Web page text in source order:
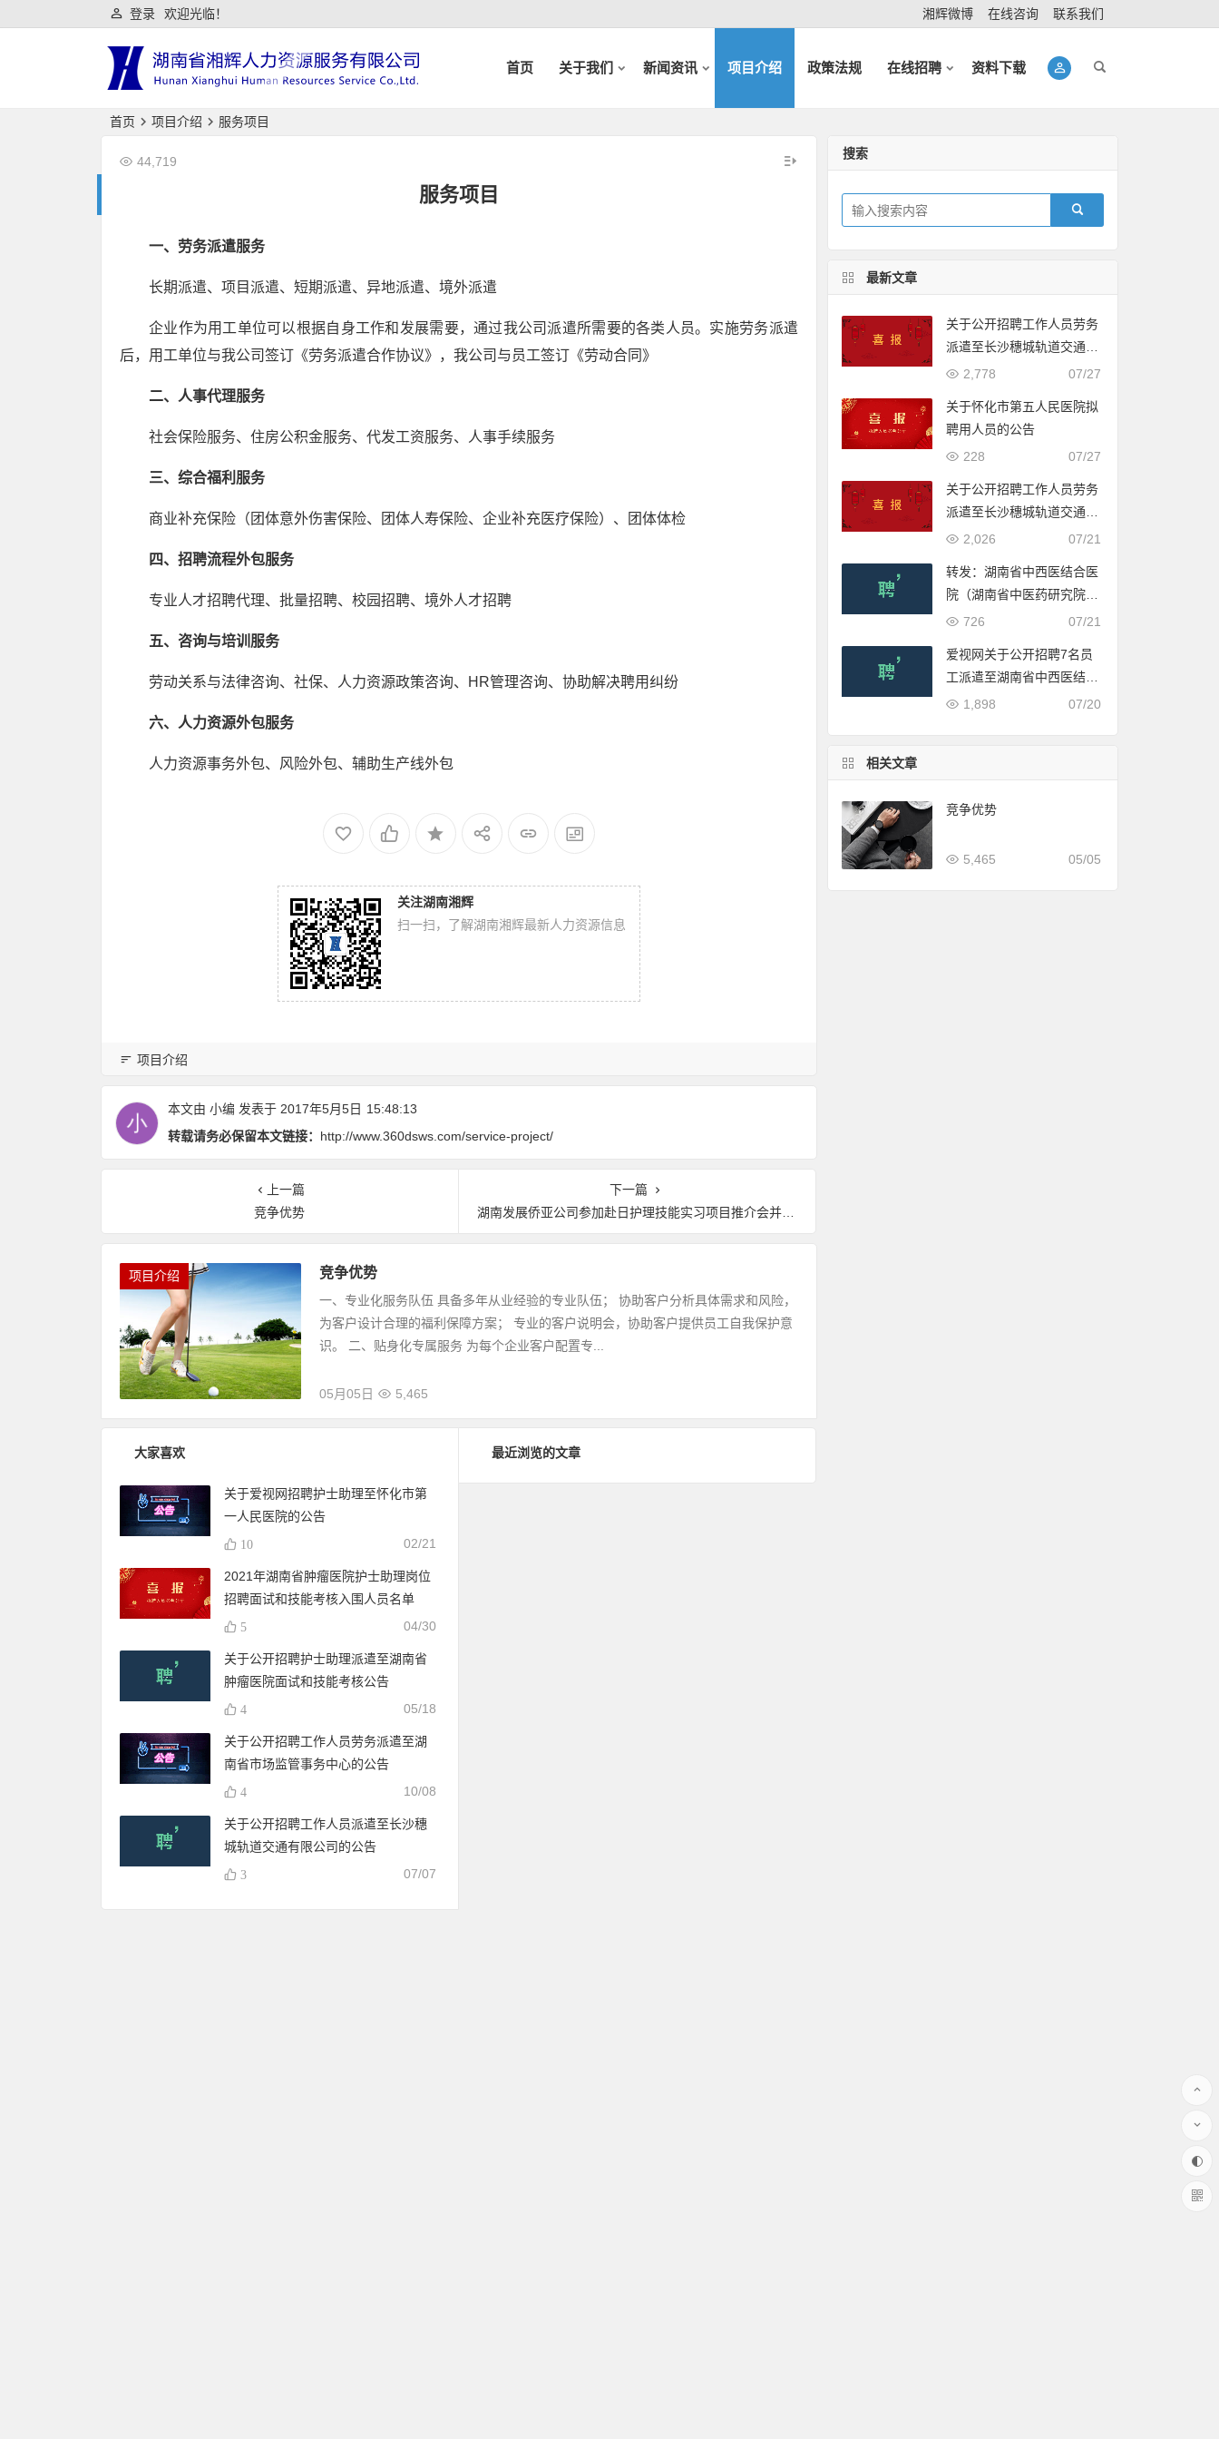
欢迎光临！
登录 湘辉微博 在线咨询 联系我们
首页 关于我们 新闻资讯 项目介绍 政策法规 在线招聘 资料下载
首页 项目介绍 服务项目
服务项目
44,719
一、劳务派遣服务
长期派遣、项目派遣、短期派遣、异地派遣、境外派遣
企业作为用工单位可以根据自身工作和发展需要，通过我公司派遣所需要的各类人员。实施劳务派遣
后，用工单位与我公司签订《劳务派遣合作协议》，我公司与员工签订《劳动合同》
二、人事代理服务
社会保险服务、住房公积金服务、代发工资服务、人事手续服务
三、综合福利服务
商业补充保险（团体意外伤害保险、团体人寿保险、企业补充医疗保险）、团体体检
四、招聘流程外包服务
专业人才招聘代理、批量招聘、校园招聘、境外人才招聘
五、咨询与培训服务
劳动关系与法律咨询、社保、人力资源政策咨询、HR管理咨询、协助解决聘用纠纷
六、人力资源外包服务
人力资源事务外包、风险外包、辅助生产线外包
关注湖南湘辉
扫一扫，了解湖南湘辉最新人力资源信息
项目介绍
本文由 小编 发表于 2017年5月5日 15:48:13
转载请务必保留本文链接： http://www.360dsws.com/service-project/
上一篇
竞争优势
下一篇
湖南发展侨亚公司参加赴日护理技能实习项目推介会并签署战略合作协议
项目介绍 竞争优势
一、专业化服务队伍 具备多年从业经验的专业队伍； 协助客户分析具体需求和风险，
为客户设计合理的福利保障方案； 专业的客户说明会，协助客户提供员工自我保护意
识。 二、贴身化专属服务 为每个企业客户配置专...
05月05日 5,465
大家喜欢
关于爱视网招聘护士助理至怀化市第
一人民医院的公告
10 02/21
2021年湖南省肿瘤医院护士助理岗位
招聘面试和技能考核入围人员名单
5 04/30
关于公开招聘护士助理派遣至湖南省
肿瘤医院面试和技能考核公告
4 05/18
关于公开招聘工作人员劳务派遣至湖
南省市场监管事务中心的公告
4 10/08
关于公开招聘工作人员派遣至长沙穗
城轨道交通有限公司的公告
3 07/07
最近浏览的文章
搜索
最新文章
关于公开招聘工作人员劳务
派遣至长沙穗城轨道交通有
限公司入围体检人员名单的
07/27
2,778
关于怀化市第五人民医院拟
聘用人员的公告
07/27
228
关于公开招聘工作人员劳务
派遣至长沙穗城轨道交通有
限公司入围体检人员名单的
07/21
2,026
转发：湖南省中西医结合医
院（湖南省中医药研究院附
属医院）2022年公开招聘
07/21
726
爱视网关于公开招聘7名员
工派遣至湖南省中西医结合
医院（湖南省中医药研究院
07/20
1,898
相关文章
竞争优势
05/05
5,465